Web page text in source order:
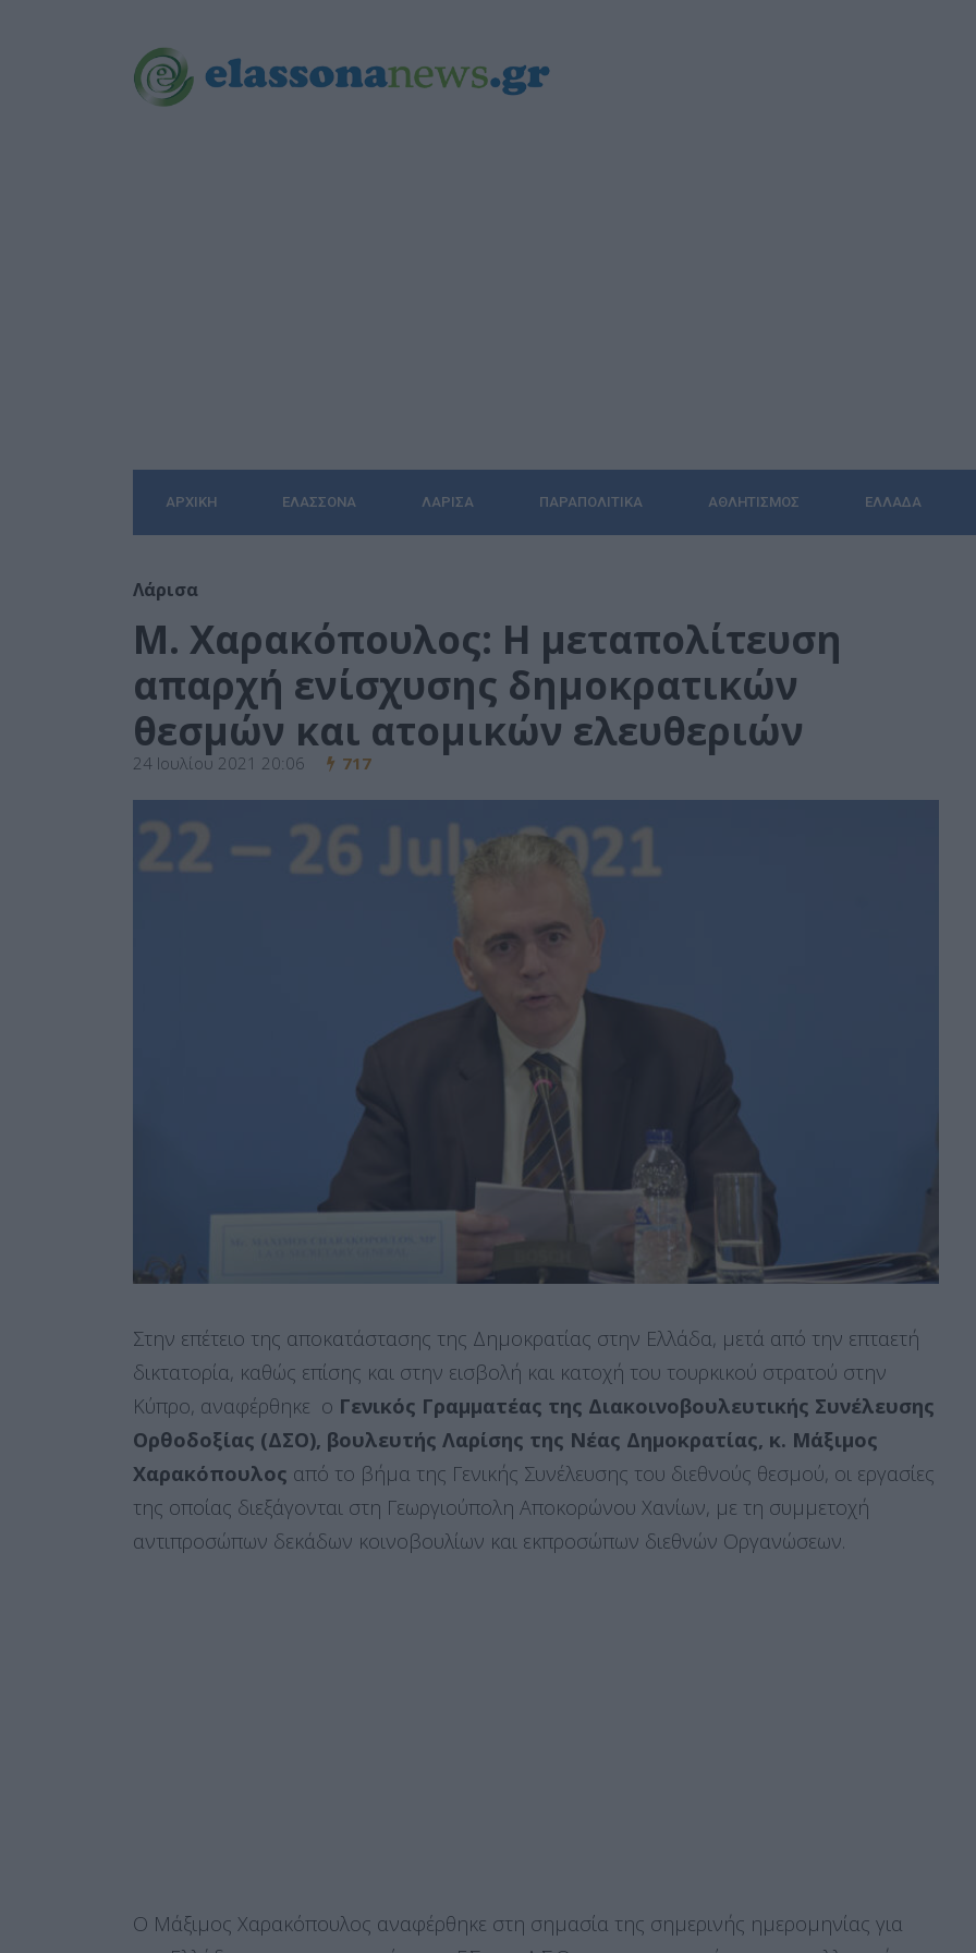
ΑΡΧΙΚΉ ΕΛΑΣΣΌΝΑ ΛΆΡΙΣΑ ΠΑΡΑΠΟΛΙΤΙΚΆ ΑΘΛΗΤΙΣΜΌΣ ΕΛΛΆΔΑ
Λάρισα
Μ. Χαρακόπουλος: Η μεταπολίτευση
απαρχή ενίσχυσης δημοκρατικών
θεσμών και ατομικών ελευθεριών
24 Ιουλίου 2021 20:06 717
Στην επέτειο της αποκατάστασης της Δημοκρατίας στην Ελλάδα, μετά από την επταετή
δικτατορία, καθώς επίσης και στην εισβολή και κατοχή του τουρκικού στρατού στην
Κύπρο, αναφέρθηκε ο Γενικός Γραμματέας της Διακοινοβουλευτικής Συνέλευσης
Ορθοδοξίας (ΔΣΟ), βουλευτής Λαρίσης της Νέας Δημοκρατίας, κ. Μάξιμος
Χαρακόπουλος από το βήμα της Γενικής Συνέλευσης του διεθνούς θεσμού, οι εργασίες
της οποίας διεξάγονται στη Γεωργιούπολη Αποκορώνου Χανίων, με τη συμμετοχή
αντιπροσώπων δεκάδων κοινοβουλίων και εκπροσώπων διεθνών Οργανώσεων.
Ο Μάξιμος Χαρακόπουλος αναφέρθηκε στη σημασία της σημερινής ημερομηνίας για